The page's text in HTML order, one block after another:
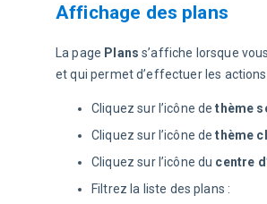
Affichage des plans
La page Plans s’affiche lorsque
et qui permet d’effectuer les actions
Cliquez sur l’icône dethème
Cliquez sur l’icône dethème
Cliquez sur l’icône du centre
Filtrez la liste des plans :